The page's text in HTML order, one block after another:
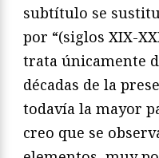
subtítulo se
por “(siglos XIX-
trata únicamente
décadas de la
todavía la mayor
creo que se